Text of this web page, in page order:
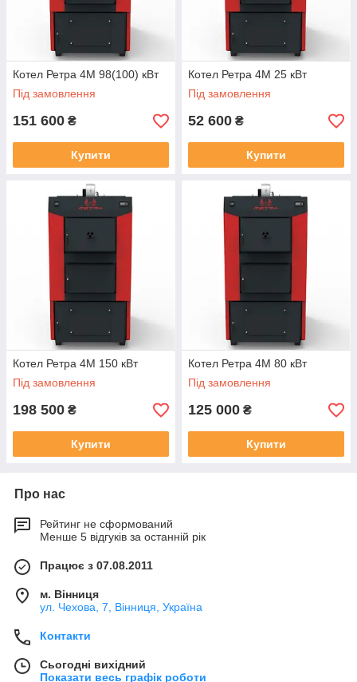
Котел Ретра 4М 98(100) кВт
Під замовлення
151 600 ₴
Купити
Котел Ретра 4М 25 кВт
Під замовлення
52 600 ₴
Купити
Котел Ретра 4М 150 кВт
Під замовлення
198 500 ₴
Купити
Котел Ретра 4М 80 кВт
Під замовлення
125 000 ₴
Купити
Про нас
Рейтинг не сформований
Менше 5 відгуків за останній рік
Працює з 07.08.2011
м. Вінниця
ул. Чехова, 7, Вінниця, Україна
Контакти
Сьогодні вихідний
Показати весь графік роботи